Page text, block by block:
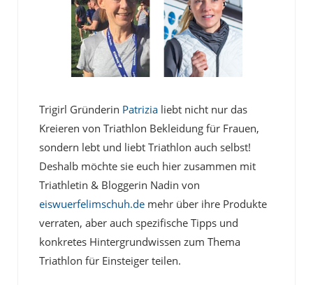
Trigirl Gründerin Patrizia liebt nicht nur das
Kreieren von Triathlon Bekleidung für Frauen,
sondern lebt und liebt Triathlon auch selbst!
Deshalb möchte sie euch hier zusammen mit
Triathletin & Bloggerin Nadin von
eiswuerfelimschuh.de mehr über ihre Produkte
verraten, aber auch spezifische Tipps und
konkretes Hintergrundwissen zum Thema
Triathlon für Einsteiger teilen.